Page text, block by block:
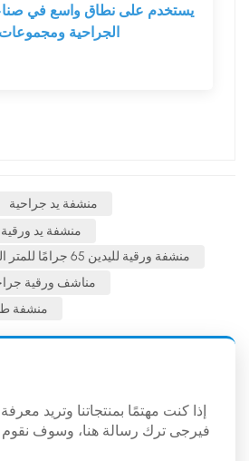
يستخدم على نطاق واسع في
الجراحية ومجموعات
منشفة يد جراحية
منشفة يد ورقية
منشفة ورقية لليدين 65 جرامًا للمتر المربع مكونة من 4 طبقات
مناشف ورقية
منشفة طبية 55 جرامًا
إذا كنت مهتمًا بمنتجاتنا وتريد
فيرجى ترك رسالة هنا، وسوف